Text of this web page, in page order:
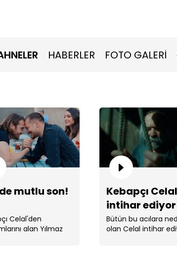
HABERLER FOTO GALERİ
mutlu son!
Celal'den
alan Yılmaz
Kebapçı Celal
intihar
Bütün bu acılara
olan Celal intihar